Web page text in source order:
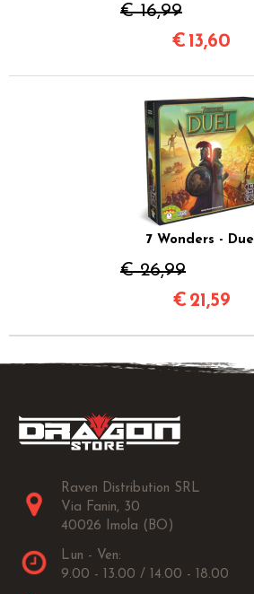
€ 16,99
€ 13,60
7 Wonders - Duel
€ 26,99
€ 21,59
Raven Distribution SRL
Via Fanin, 30
40026 Imola (BO)
Lun - Ven:
9.00 - 13.00 / 14.00 - 18.00